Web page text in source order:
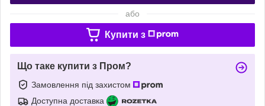
або
Купити з
Що таке купити з Пром?
Замовлення під захистом
Доступна доставка